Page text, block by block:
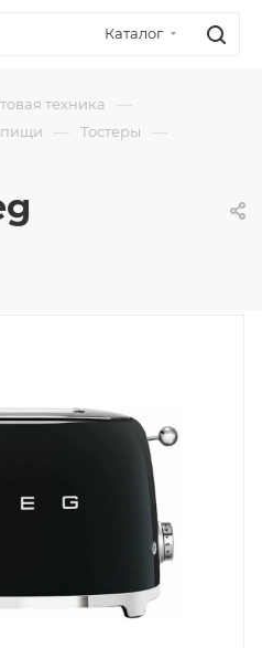
Каталог
техника —
пищи — Тостеры —